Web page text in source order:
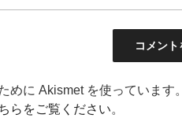
めに Akismet を使っています。
らをご覧ください。